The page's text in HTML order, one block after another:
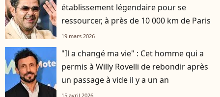
établissement légendaire pour se
ressourcer, à près de 10 000 km de Paris
19 mars 2026
"Il a changé ma vie" : Cet homme qui a
permis à Willy Rovelli de rebondir après
un passage à vide il y a un an
15 avril 2026